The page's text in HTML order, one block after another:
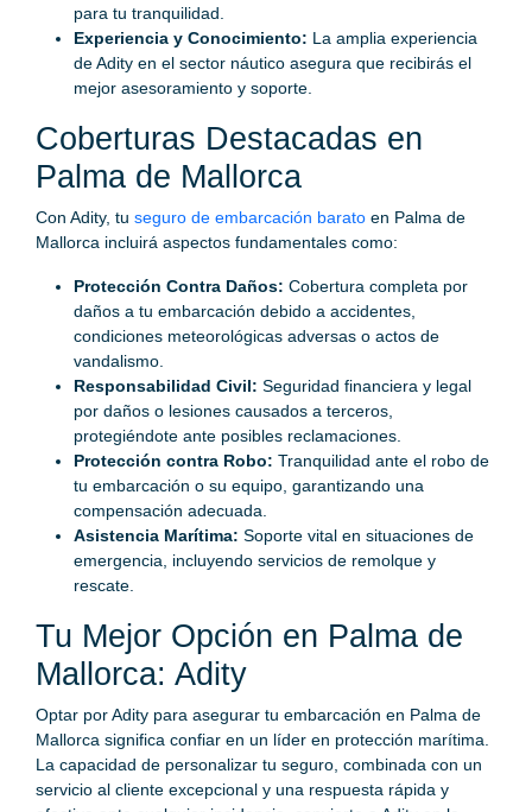
para tu tranquilidad.
Experiencia y Conocimiento: La amplia experiencia
de Adity en el sector náutico asegura que recibirás el
mejor asesoramiento y soporte.
Coberturas Destacadas en
Palma de Mallorca
Con Adity, tu seguro de embarcación barato en Palma de
Mallorca incluirá aspectos fundamentales como:
Protección Contra Daños: Cobertura completa por
daños a tu embarcación debido a accidentes,
condiciones meteorológicas adversas o actos de
vandalismo.
Responsabilidad Civil: Seguridad financiera y legal
por daños o lesiones causados a terceros,
protegiéndote ante posibles reclamaciones.
Protección contra Robo: Tranquilidad ante el robo de
tu embarcación o su equipo, garantizando una
compensación adecuada.
Asistencia Marítima: Soporte vital en situaciones de
emergencia, incluyendo servicios de remolque y
rescate.
Tu Mejor Opción en Palma de
Mallorca: Adity
Optar por Adity para asegurar tu embarcación en Palma de
Mallorca significa confiar en un líder en protección marítima.
La capacidad de personalizar tu seguro, combinada con un
servicio al cliente excepcional y una respuesta rápida y